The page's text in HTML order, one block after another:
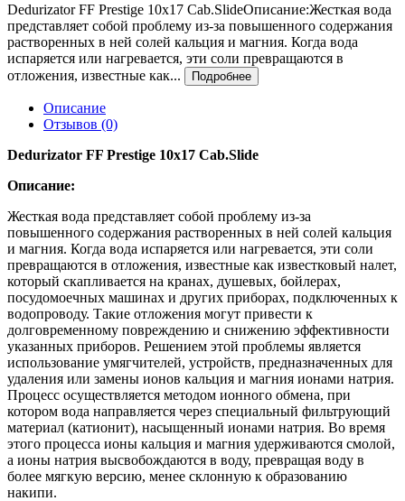
Dedurizator FF Prestige 10x17 Cab.SlideОписание:Жесткая вода
представляет собой проблему из-за повышенного содержания
растворенных в ней солей кальция и магния. Когда вода
испаряется или нагревается, эти соли превращаются в
отложения, известные как...
Подробнее
Описание
Отзывов (0)
Dedurizator FF Prestige 10x17 Cab.Slide
Описание:
Жесткая вода представляет собой проблему из-за
повышенного содержания растворенных в ней солей кальция
и магния. Когда вода испаряется или нагревается, эти соли
превращаются в отложения, известные как известковый налет,
который скапливается на кранах, душевых, бойлерах,
посудомоечных машинах и других приборах, подключенных к
водопроводу. Такие отложения могут привести к
долговременному повреждению и снижению эффективности
указанных приборов. Решением этой проблемы является
использование умягчителей, устройств, предназначенных для
удаления или замены ионов кальция и магния ионами натрия.
Процесс осуществляется методом ионного обмена, при
котором вода направляется через специальный фильтрующий
материал (катионит), насыщенный ионами натрия. Во время
этого процесса ионы кальция и магния удерживаются смолой,
а ионы натрия высвобождаются в воду, превращая воду в
более мягкую версию, менее склонную к образованию
накипи.